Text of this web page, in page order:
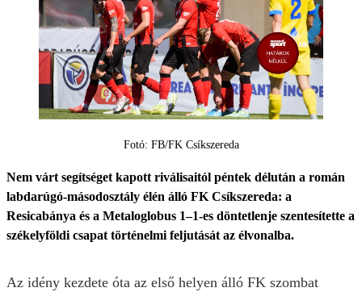
Fotó: FB/FK Csíkszereda
Nem várt segítséget kapott riválisaitól péntek délután a román
labdarúgó-másodosztály élén álló FK Csíkszereda: a
Resicabánya és a Metaloglobus 1–1-es döntetlenje szentesítette a
székelyföldi csapat történelmi feljutását az élvonalba.
Az idény kezdete óta az első helyen álló FK szombat